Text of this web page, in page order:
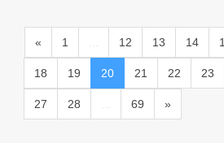
« 1 ... 12 13 14
18 19 20 21 22 23
27 28 ... 69 »